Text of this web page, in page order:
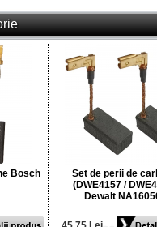
Bosch
Set de perii de
(DWE4157 /
Dewalt